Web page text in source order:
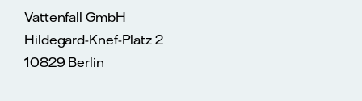
Vattenfall GmbH
Hildegard-Knef-Platz 2
10829 Berlin